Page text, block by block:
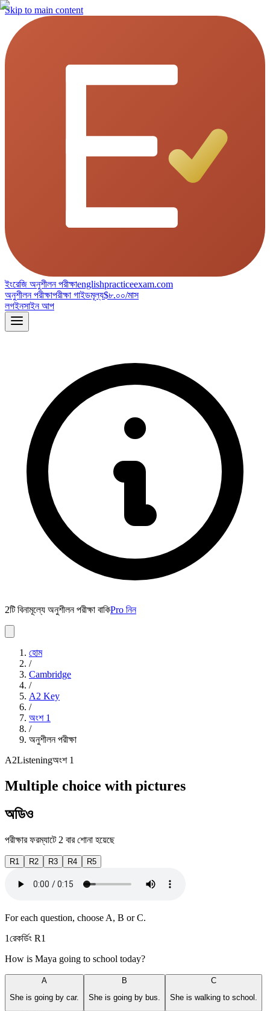
Skip to main content
ইংরেজি অনুশীলন পরীক্ষাenglishpracticeexam.com
অনুশীলন পরীক্ষাপরীক্ষা গাইডমূল্য$৮.০০/মাস
লগইনসাইন আপ
2টি বিনামূল্যে অনুশীলন পরীক্ষা বাকিPro নিন
হোম
/
Cambridge
/
A2 Key
/
অংশ 1
/
অনুশীলন পরীক্ষা
A2Listeningঅংশ 1
Multiple choice with pictures
অডিও
পরীক্ষার ফরম্যাটে 2 বার শোনা হয়েছে
R1 R2 R3 R4 R5
For each question, choose A, B or C.
1রেকর্ডিং R1
How is Maya going to school today?
A
She is going by car.
B
She is going by bus.
C
She is walking to school.